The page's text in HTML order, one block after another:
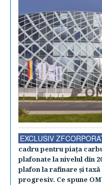
EXCLUSIV
cadru pentru piaţa
plafonate la nivelul din
plafon la rafinare şi
progresiv. Ce spune